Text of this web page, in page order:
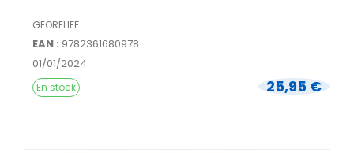
GEORELIEF
EAN : 9782361680978
01/01/2024
25,95 €
En stock